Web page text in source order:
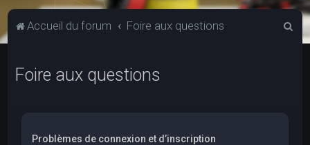
Accueil du forum Foire aux questions
Foire aux questions
Problèmes de connexion et d’inscription